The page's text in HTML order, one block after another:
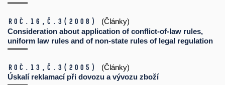
Roč.16, č.3 (2008)
(Články)
Consideration about application of conflict-of-law rules,
uniform law rules and of non-state rules of legal regulation
Roč.13, č.3 (2005)
(Články)
Úskalí reklamací při dovozu a vývozu zboží